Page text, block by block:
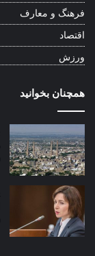
فرهنگ و معارف
اقتصاد
ورزش
همچنان بخوانید